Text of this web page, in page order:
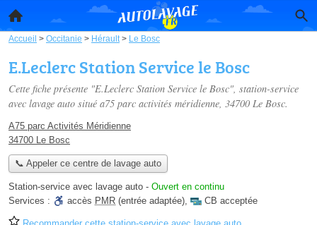
Accueil > Occitanie > Hérault > Le Bosc
E.Leclerc Station Service le Bosc
Cette fiche présente "E.Leclerc Station Service le Bosc", station-service
avec lavage auto situé a75 parc activités méridienne, 34700 Le Bosc.
A75 parc Activités Méridienne
34700 Le Bosc
📞 Appeler ce centre de lavage auto
Station-service avec lavage auto - Ouvert en continu
Services :
accès PMR (entrée adaptée), CB acceptée